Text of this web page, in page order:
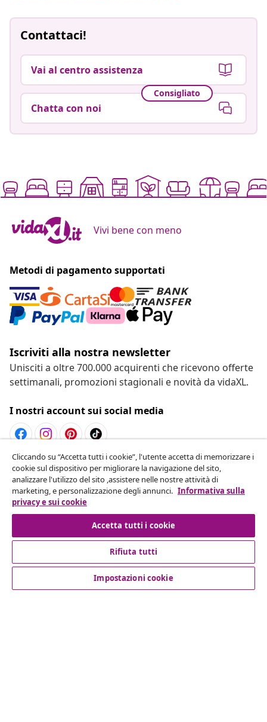
Contattaci!
Vai al centro assistenza
Consigliato
Chatta con noi
Vivi bene con meno
Metodi di pagamento supportati
Iscriviti alla nostra newsletter
Unisciti a oltre 700.000 acquirenti che ricevono offerte
settimanali, promozioni stagionali e novità da vidaXL.
I nostri account sui social media
Recesso dal contratto
Invia una richiesta di recesso per il tuo ordine.
Recesso dal contratto
Servizio clienti
Cliccando su “Accetta tutti i cookie”, l'utente accetta di memorizzare i
cookie sul dispositivo per migliorare la navigazione del sito,
analizzare l'utilizzo del sito ,assistere nelle nostre attività di
marketing, e personalizzazione degli annunci. Informativa sulla
privacy e sui cookie
Accetta tutti i cookie
Rifiuta tutti
Impostazioni cookie